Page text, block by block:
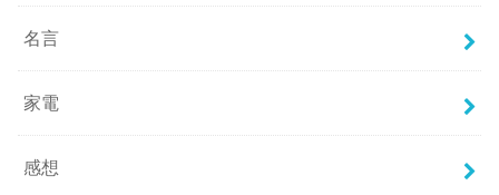
名言
家電
感想